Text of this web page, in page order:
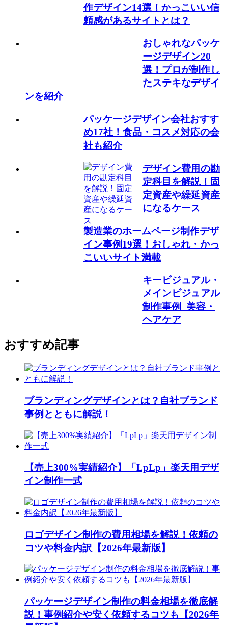
作デザイン14選！かっこいい信
頼感があるサイトとは？
おしゃれなパッケ
ージデザイン20
選！プロが制作し
たステキなデザイ
ンを紹介
パッケージデザイン会社おすす
め17社！食品・コスメ対応の会
社も紹介
デザイン費用の勘
定科目を解説！固
定資産や繰延資産
になるケース
製造業のホームページ制作デザ
イン事例19選！おしゃれ・かっ
こいいサイト満載
キービジュアル・
メインビジュアル
制作事例_美容・
ヘアケア
おすすめ記事
ブランディングデザインとは？自社ブランド
事例とともに解説！
【売上300%実績紹介】「LpLp」楽天用デザ
イン制作一式
ロゴデザイン制作の費用相場を解説！依頼の
コツや料金内訳【2026年最新版】
パッケージデザイン制作の料金相場を徹底解
説！事例紹介や安く依頼するコツも【2026年